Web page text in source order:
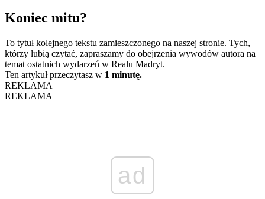
Koniec mitu?
To tytuł kolejnego tekstu zamieszczonego na naszej stronie. Tych,
którzy lubią czytać, zapraszamy do obejrzenia wywodów autora na
temat ostatnich wydarzeń w Realu Madryt.
Ten artykuł przeczytasz w 1 minutę.
REKLAMA
REKLAMA
ad